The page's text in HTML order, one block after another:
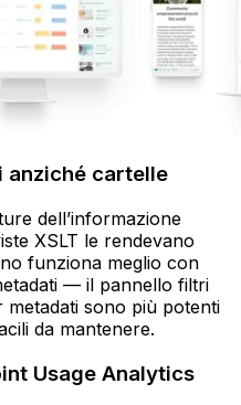
anziché cartelle
dell’informazione
XSLT le rendevano
funziona meglio con
— il pannello filtri
sono più potenti
da mantenere.
Usage Analytics